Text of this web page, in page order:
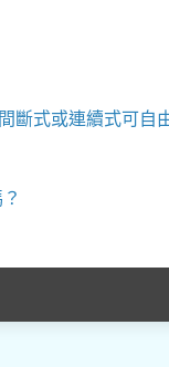
斷式或連續式可自